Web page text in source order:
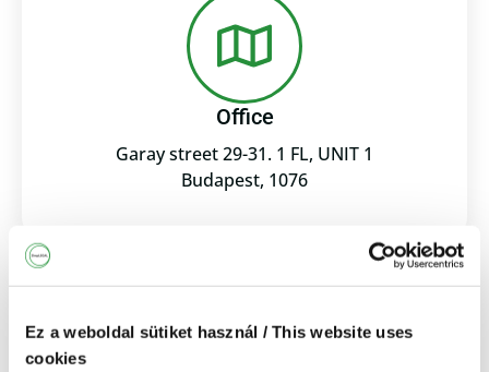
Ez a weboldal sütiket használ / This website uses
cookies
Office
Garay street 29-31. 1 FL, UNIT 1
Budapest, 1076
Digital meeting tools